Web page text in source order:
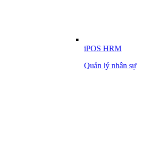
iPOS HRM
Quản lý nhân sự